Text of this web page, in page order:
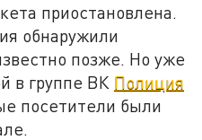
приостановлена.
обнаружили
позже. Но уже
в группе ВК Полиция
посетители были